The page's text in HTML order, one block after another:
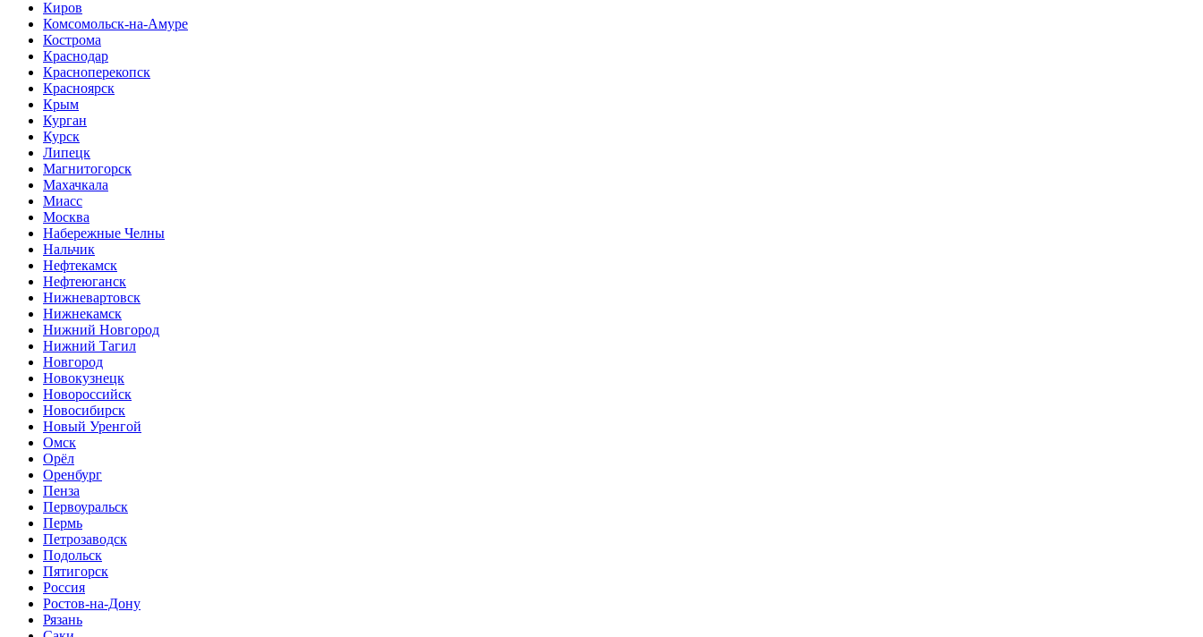
Киров
Комсомольск-на-Амуре
Кострома
Краснодар
Красноперекопск
Красноярск
Крым
Курган
Курск
Липецк
Магнитогорск
Махачкала
Миасс
Москва
Набережные Челны
Нальчик
Нефтекамск
Нефтеюганск
Нижневартовск
Нижнекамск
Нижний Новгород
Нижний Тагил
Новгород
Новокузнецк
Новороссийск
Новосибирск
Новый Уренгой
Омск
Орёл
Оренбург
Пенза
Первоуральск
Пермь
Петрозаводск
Подольск
Пятигорск
Россия
Ростов-на-Дону
Рязань